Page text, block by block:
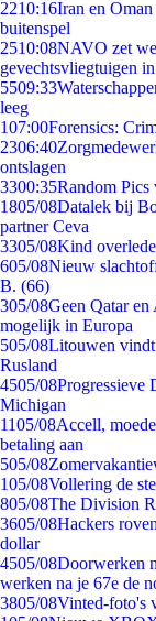
2210:16Iran en
buitenspel
2510:08NAVO zet
gevechtsvliegtuigen in
5509:33
leeg
107:00Forensics:
2306:40
ontslagen
3300:35Random Pics
1805/08Datalek bij
partner Ceva
3305/08Kind
605/08Nieuw
B. (66)
305/08Geen Qatar
mogelijk in Europa
505/08Litouwen vindt
Rusland
4505/08Progressieve
Michigan
1105/08Accell,
betaling aan
505/08
105/08Vollering de
805/08The Division
3605/08Hackers
dollar
4505/08Doorwerken
werken na je 67e de
3805/08Vinted-foto's